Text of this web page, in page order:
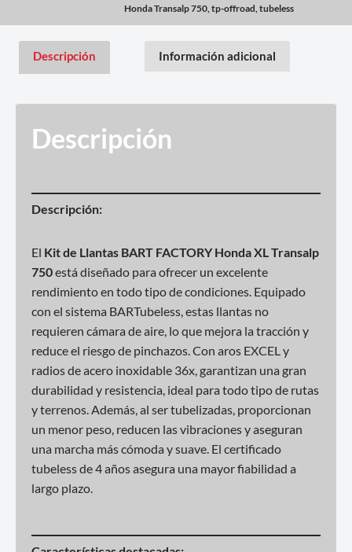
Honda Transalp 750,tp-offroad,tubeless
Descripción Información adicional
Descripción
Descripción:
El Kit de Llantas BART FACTORY Honda XL Transalp
750está diseñado para ofrecer un excelente
rendimiento en todo tipo de condiciones. Equipado
con el sistema BARTubeless, estas llantas no
requieren cámara de aire, lo que mejora la tracción y
reduce el riesgo de pinchazos. Con aros EXCEL y
radios de acero inoxidable 36x, garantizan una gran
durabilidad y resistencia, ideal para todo tipo de rutas
y terrenos. Además, al ser tubelizadas, proporcionan
un menor peso, reducen las vibraciones y aseguran
una marcha más cómoda y suave. El certificado
tubeless de 4 años asegura una mayor fiabilidad a
largo plazo.